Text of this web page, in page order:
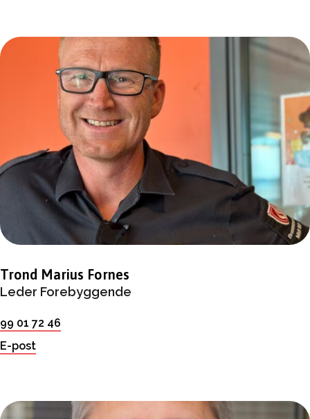
Trond Marius Fornes
Leder Forebyggende
99 01 72 46
E-post